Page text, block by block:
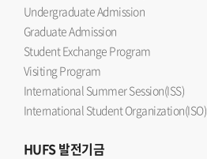
Undergraduate Admission
Graduate Admission
Student Exchange Program
Visiting Program
International Summer Session(ISS)
International Student Organization(ISO)
HUFS발전기금